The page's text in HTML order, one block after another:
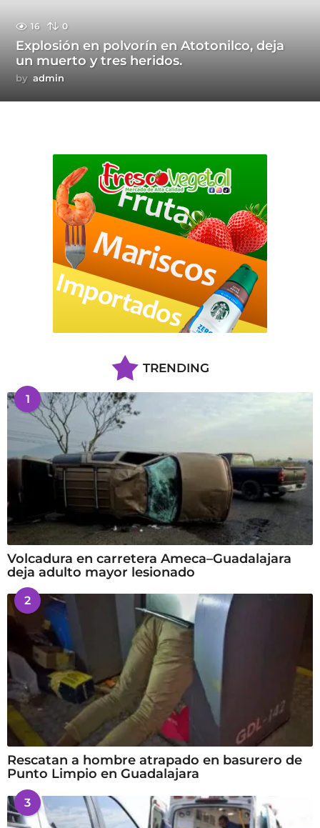
16 0
Explosión en polvorín en Atotonilco, deja
un muerto y tres heridos.
by admin
TRENDING
1
Volcadura en carretera Ameca–Guadalajara
deja adulto mayor lesionado
2
Rescatan a hombre atrapado en basurero de
Punto Limpio en Guadalajara
3